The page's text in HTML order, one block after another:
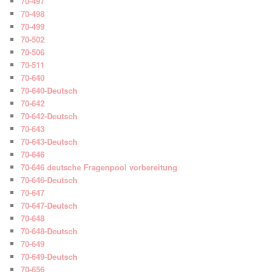
70-498
70-499
70-502
70-506
70-511
70-640
70-640-Deutsch
70-642
70-642-Deutsch
70-643
70-643-Deutsch
70-646
70-646 deutsche Fragenpool vorbereitung
70-646-Deutsch
70-647
70-647-Deutsch
70-648
70-648-Deutsch
70-649
70-649-Deutsch
70-656